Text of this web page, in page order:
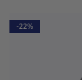
-22%